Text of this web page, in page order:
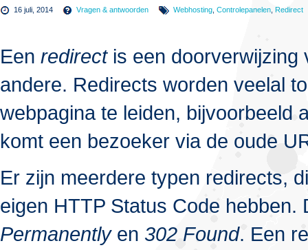
16 juli, 2014 Vragen & antwoorden Webhosting Controlepanelen Redirect
Een redirectis een doorverwijzing
andere. Redirects worden veelal
webpagina te leiden, bijvoorbeeld
komt een bezoeker via de oude
Er zijn meerdere typen redirects,
eigen HTTP Status Code
Permanentlyen 302 Found. Een